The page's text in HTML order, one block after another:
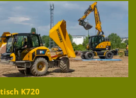
K720